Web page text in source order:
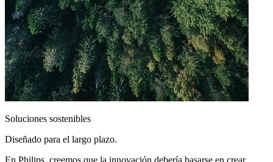
Soluciones sostenibles
Diseñado para el largo plazo.
En Philips, creemos que la innovación debería basarse en crear